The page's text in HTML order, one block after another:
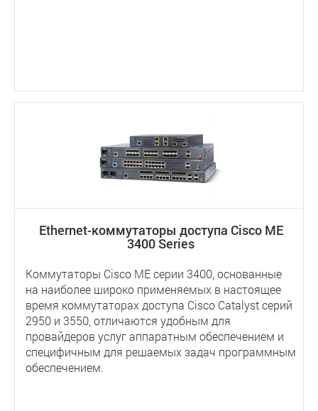
Ethernet-коммутаторы доступа Cisco ME
3400 Series
Коммутаторы Cisco ME серии 3400, основанные
на наиболее широко применяемых в настоящее
время коммутаторах доступа Cisco Catalyst серий
2950 и 3550, отличаются удобным для
провайдеров услуг аппаратным обеспечением и
специфичным для решаемых задач программным
обеспечением.